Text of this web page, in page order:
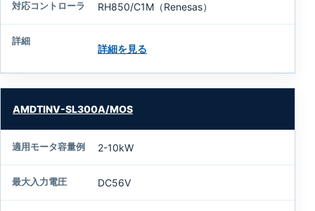
RH850/C1M（Renesas）
詳細を見る
AMDTINV-SL300A/MOS
2-10kW
DC56V